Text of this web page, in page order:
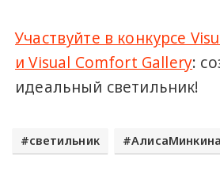
Участвуйте в конкурсе
и Visual Comfort Gallery:
идеальный светильник!
светильник АлисаМинкина